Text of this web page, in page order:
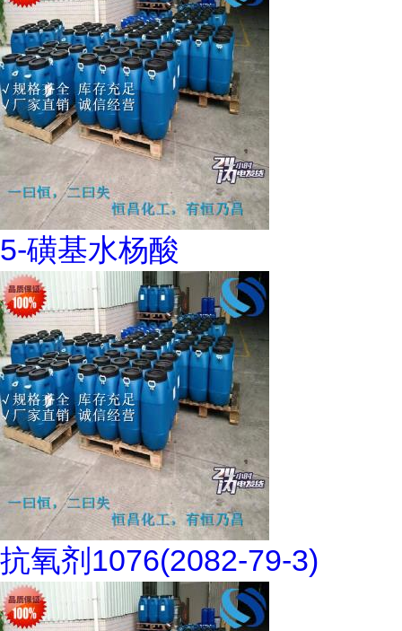
5-磺基水杨酸
抗氧剂1076(2082-79-3)